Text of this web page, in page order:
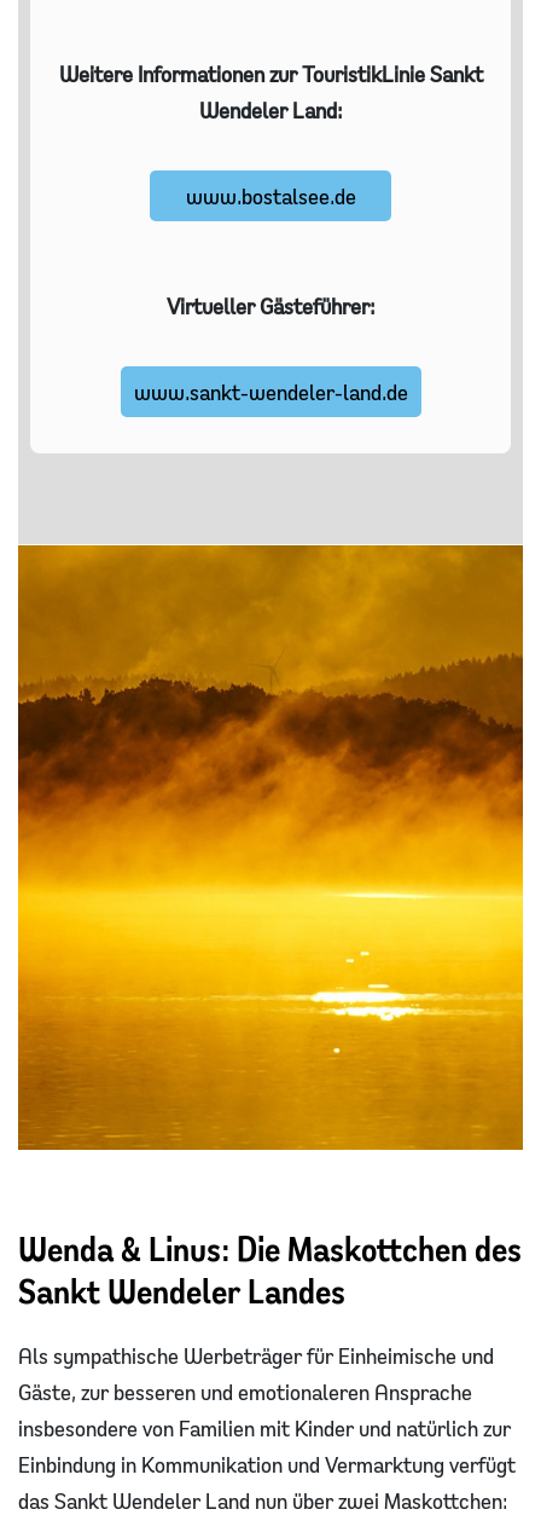
Weitere Informationen zur TouristikLinie Sankt
Wendeler Land:
www.bostalsee.de
Virtueller Gästeführer:
www.sankt-wendeler-land.de
Wenda & Linus: Die Maskottchen des
Sankt Wendeler Landes
Als sympathische Werbeträger für Einheimische und
Gäste, zur besseren und emotionaleren Ansprache
insbesondere von Familien mit Kinder und natürlich zur
Einbindung in Kommunikation und Vermarktung verfügt
das Sankt Wendeler Land nun über zwei Maskottchen: